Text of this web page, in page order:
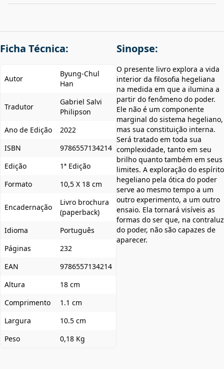
Ficha Técnica:
Autor
Byung-Chul
Han
Tradutor
Gabriel Salvi
Philipson
Ano de Edição
2022
ISBN
9786557134214
Edição
1ª Edição
Formato
10,5 X 18 cm
Encadernação
Livro brochura
(paperback)
Idioma
Português
Páginas
232
EAN
9786557134214
Altura
18 cm
Comprimento
1.1 cm
Largura
10.5 cm
Peso
0,18 Kg
Sinopse:
O presente livro explora a vida
interior da filosofia hegeliana
na medida em que a ilumina a
partir do fenômeno do poder.
Ele não é um componente
marginal do sistema hegeliano,
mas sua constituição interna.
Será tratado em toda sua
complexidade, tanto em seu
brilho quanto também em seus
limites. A exploração do espírito
hegeliano pela ótica do poder
serve ao mesmo tempo a um
outro experimento, a um outro
ensaio. Ela tornará visíveis as
formas do ser que, na contraluz
do poder, não são capazes de
aparecer.